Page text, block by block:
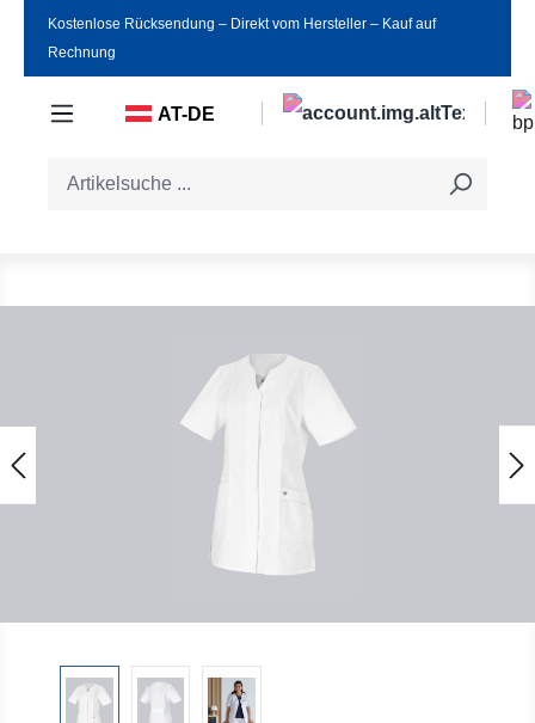
Zum Hauptinhalt springen
Kostenlose Rücksendung ‒ Direkt vom Hersteller ‒ Kauf auf
Rechnung
AT-DE